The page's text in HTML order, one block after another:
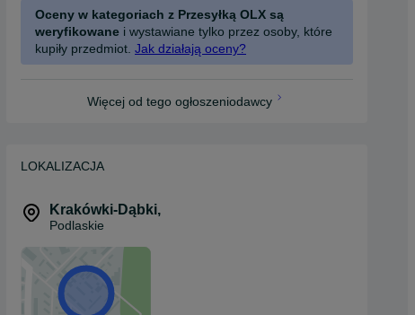
Oceny w kategoriach z Przesyłką OLX są
weryfikowane i wystawiane tylko przez osoby, które
kupiły przedmiot. Jak działają oceny?
Więcej od tego ogłoszeniodawcy
LOKALIZACJA
Krakówki-Dąbki,
Podlaskie